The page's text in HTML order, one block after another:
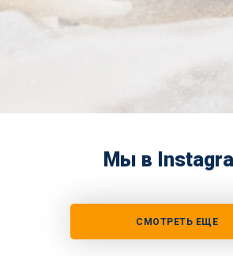
Мы в
СМОТРЕТЬ ЕЩЕ